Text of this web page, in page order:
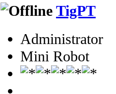
TigPT
Administrator
Mini Robot